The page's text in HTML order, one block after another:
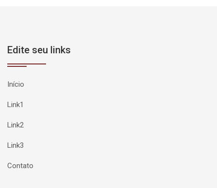
Edite seu links
Início
Link1
Link2
Link3
Contato